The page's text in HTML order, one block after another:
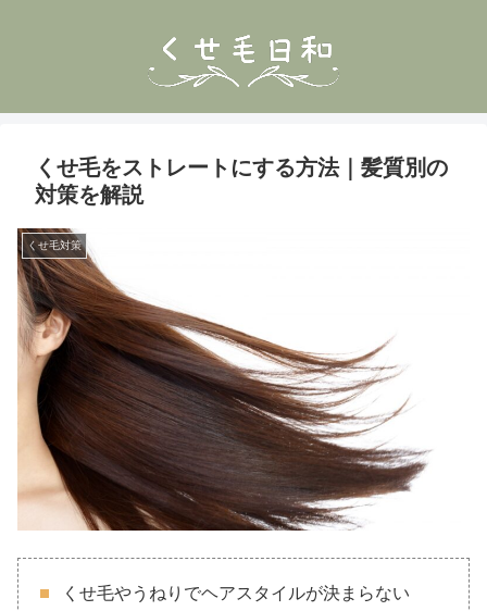
くせ毛をストレートにする方法｜髪質別の
対策を解説
くせ毛対策
くせ毛やうねりでヘアスタイルが決まらない